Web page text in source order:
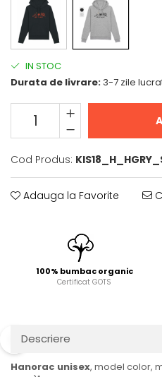
IN STOC
Durata de livrare: 3-7 zile
Cod Produs:
Adauga la Favorite
100% bumbac organic
Certificat GOTS
Descriere
Hanorac unisex, model color,